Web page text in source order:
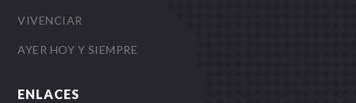
VIVENCIAR
AYER HOY Y SIEMPRE
ENLACES